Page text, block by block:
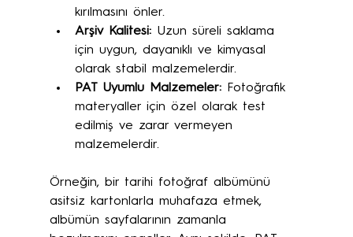
kırılmasını önler.
Arşiv Kalitesi: Uzun süreli saklama
için uygun, dayanıklı ve kimyasal
olarak stabil malzemelerdir.
PAT Uyumlu Malzemeler: Fotoğrafik
materyaller için özel olarak test
edilmiş ve zarar vermeyen
malzemelerdir.
Örneğin, bir tarihi fotoğraf albümünü
asitsiz kartonlarla muhafaza etmek,
albümün sayfalarının zamanla